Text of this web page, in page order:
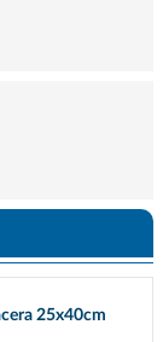
25x40cm